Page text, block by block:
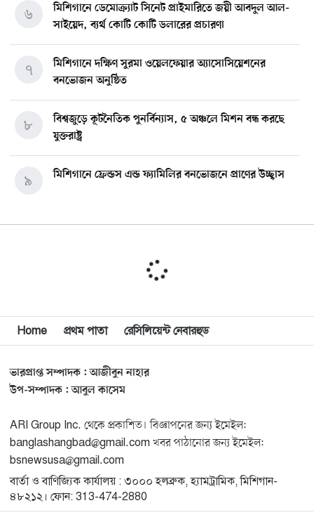
মিশিগানে ডেমোক্র্যাট সিনেট প্রাইমারিতে জয়ী আবদুল আল-
সাইয়েদ, ব্যর্থ কোটি কোটি ডলারের প্রচারণা
৬
মিশিগানে দক্ষিণ সুরমা ওয়েলফেয়ার অ্যাসোসিয়েশনের
বনভোজন অনুষ্ঠিত
৭
বিশ্বজুড়ে কূটনৈতিক পুনর্বিন্যাস, ৫ অঞ্চলে মিশন বন্ধ করছে
যুক্তরাষ্ট্র
৮
মিশিগানে ফ্রেন্ডস এন্ড ফ্যামিলির বনভোজনে প্রাণের উচ্ছ্বাস
৯
মিশিগানে ডেমোক্র্যাটদের প্রাইমারিতে আল-সাইয়েদকে হারাতে
মুনা দাওয়াহ কনফারেন্স ২০২৬ সম্পর্কে প্রেস ব্রিফিং
শেখ হাসিনার সঙ্গে সংবাদ সম্মেলনে থাকছেন সাকিব আল
হাসান
১২
যুক্তরাষ্ট্রকে ছাড়ে বাধ্য করতে কোন কৌশলে ওয়াশিংটনের ওপর
১৩
ট্রাম্প অর্গানাইজেশনের হিসাব বন্ধের কারণ জানাল ক্যাপিটাল
ওয়ান
১৪
মুক্তিযোদ্ধাদের তালিকা তৈরিতে সহযোগিতায় আগ্রহী যুক্তরাষ্ট্র
১৫
Home প্রথম পাতা রেসিলিয়েন্ট নেবারহুড
ভারপ্রাপ্ত সম্পাদক : আজীবুন নাহার
উপ-সম্পাদক : আবুল কাসেম
ARI Group Inc. থেকে প্রকাশিত। বিজ্ঞাপনের জন্য ইমেইল:
banglashangbad@gmail.com খবর পাঠানোর জন্য ইমেইল:
bsnewsusa@gmail.com
বার্তা ও বাণিজ্যিক কার্যালয় : ৩০০০ হলব্রুক, হ্যামট্রামিক, মিশিগান-
৪৮২১২। ফোন: 313-474-2880